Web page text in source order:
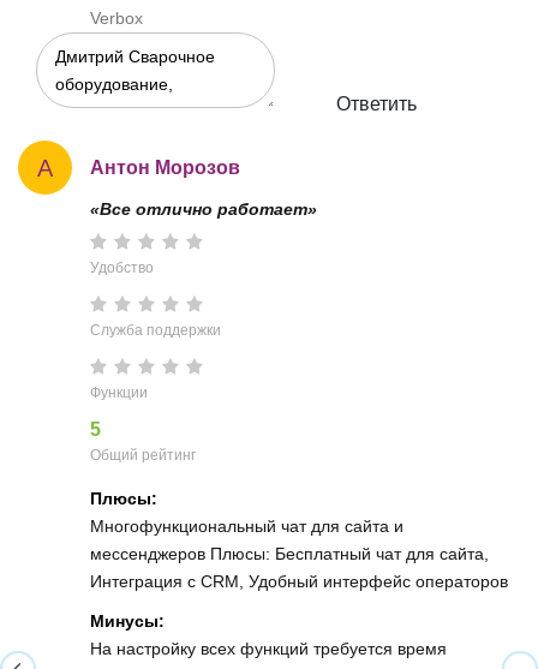
Verbox
Ответить
А Антон Морозов
«Все отлично работает»
Удобство
Служба поддержки
Функции
5
Общий рейтинг
Плюсы:
Многофункциональный чат для сайта и
мессенджеров Плюсы: Бесплатный чат для сайта,
Интеграция с CRM, Удобный интерфейс операторов
Минусы:
На настройку всех функций требуется время